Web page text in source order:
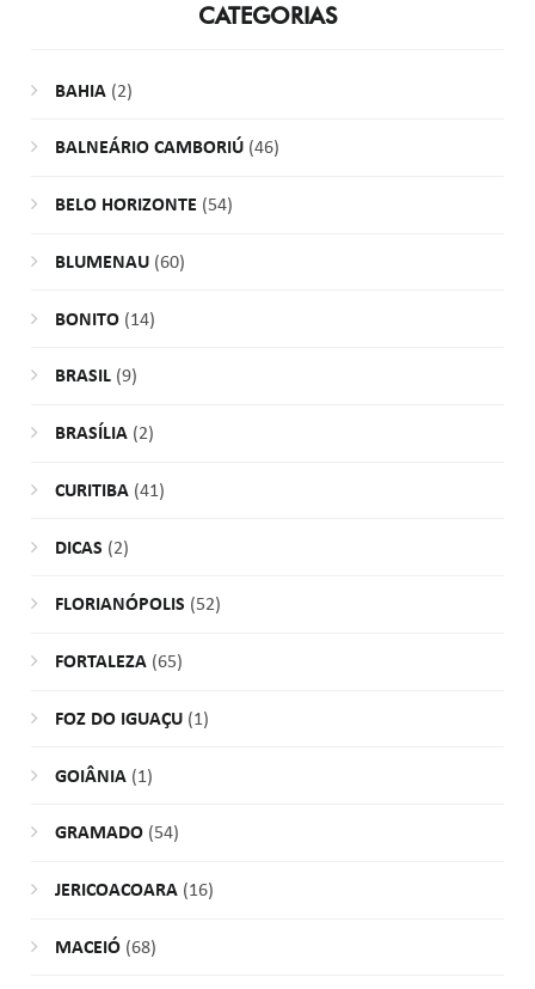
CATEGORIAS
BAHIA(2)
BALNEÁRIO CAMBORIÚ(46)
BELO HORIZONTE (54)
BLUMENAU(60)
BONITO(14)
BRASIL(9)
BRASÍLIA(2)
CURITIBA(41)
DICAS (2)
FLORIANÓPOLIS (52)
FORTALEZA(65)
FOZ DO IGUAÇU(1)
GOIÂNIA(1)
GRAMADO(54)
JERICOACOARA(16)
MACEIÓ(68)